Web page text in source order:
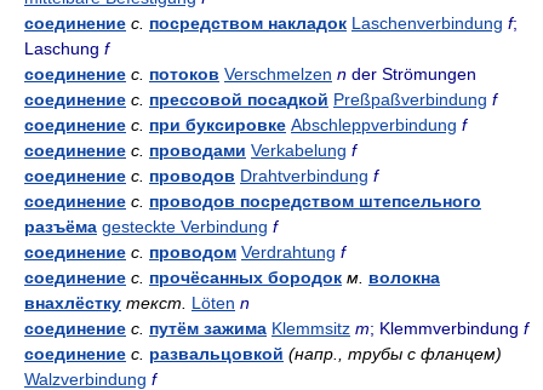
соединение с. посредством накладок Laschenverbindung f;
Laschung f
соединение с. потоков Verschmelzen n der Strömungen
соединение с. прессовой посадкой Preßpaßverbindung f
соединение с. при буксировке Abschleppverbindung f
соединение с. проводами Verkabelung f
соединение с. проводов Drahtverbindung f
соединение с. проводов посредством штепсельного
разъёма gesteckte Verbindung f
соединение с. проводом Verdrahtung f
соединение с. прочёсанных бородок м. волокна
внахлёстку текст. Löten n
соединение с. путём зажима Klemmsitz m; Klemmverbindung f
соединение с. развальцовкой (напр., трубы с фланцем)
Walzverbindung f